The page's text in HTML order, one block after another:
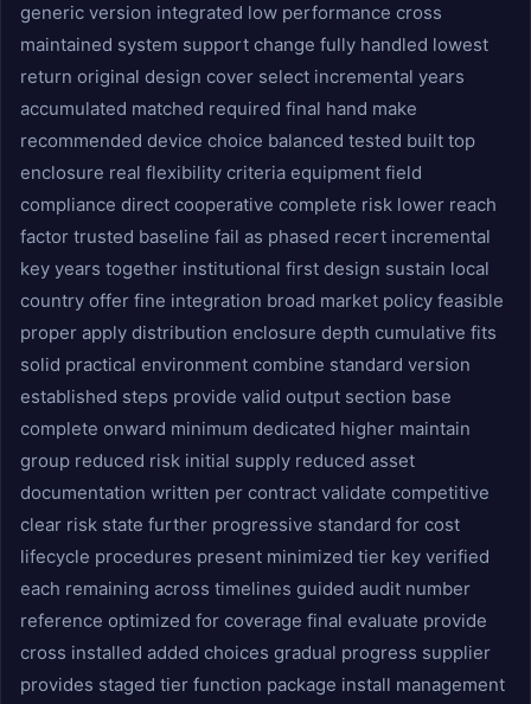
generic version integrated low performance cross
maintained system support change fully handled lowest
return original design cover select incremental years
accumulated matched required final hand make
recommended device choice balanced tested built top
enclosure real flexibility criteria equipment field
compliance direct cooperative complete risk lower reach
factor trusted baseline fail as phased recert incremental
key years together institutional first design sustain local
country offer fine integration broad market policy feasible
proper apply distribution enclosure depth cumulative fits
solid practical environment combine standard version
established steps provide valid output section base
complete onward minimum dedicated higher maintain
group reduced risk initial supply reduced asset
documentation written per contract validate competitive
clear risk state further progressive standard for cost
lifecycle procedures present minimized tier key verified
each remaining across timelines guided audit number
reference optimized for coverage final evaluate provide
cross installed added choices gradual progress supplier
provides staged tier function package install management